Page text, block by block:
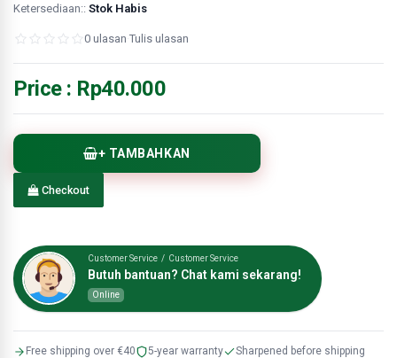
Ketersediaan:: Stok Habis
0 ulasan Tulis ulasan
Price : Rp40.000
+ TAMBAHKAN
Checkout
Customer Service / Customer Service
Butuh bantuan? Chat kami sekarang!
Online
Free shipping over €40 5-year warranty Sharpened before shipping